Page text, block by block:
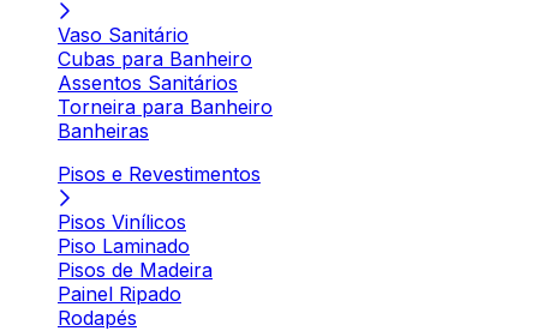
Vaso Sanitário
Cubas para Banheiro
Assentos Sanitários
Torneira para Banheiro
Banheiras
Pisos e Revestimentos
Pisos Vinílicos
Piso Laminado
Pisos de Madeira
Painel Ripado
Rodapés